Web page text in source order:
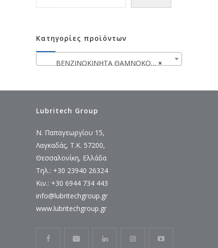
Κατηγορίες προϊόντων
×
ΒΕΝΖΙΝΟΚΙΝΗΤΑ ΘΑΜΝΟΚΟΠΤΙΚΑ
Lubritech Group
Ν. Παπαγεωργίου 15,
Λαγκαδάς, Τ.Κ. 57200,
Θεσσαλονίκη, Ελλάδα
Τηλ.: +30 23940 26324
Κιν.: +30 6944 734 443
info@lubritechgroup.gr
www.lubritechgroup.gr